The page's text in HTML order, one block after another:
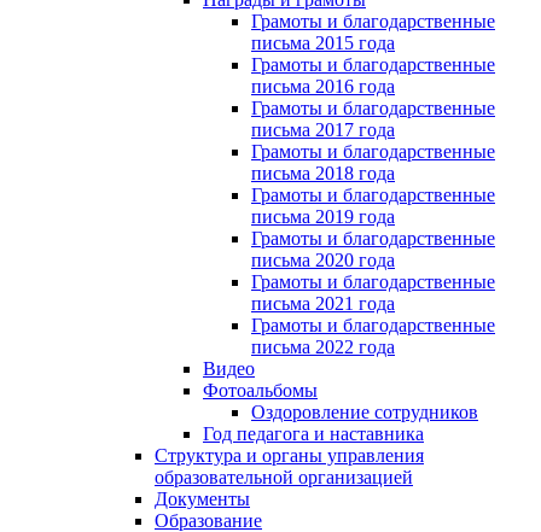
Грамоты и благодарственные
письма 2015 года
Грамоты и благодарственные
письма 2016 года
Грамоты и благодарственные
письма 2017 года
Грамоты и благодарственные
письма 2018 года
Грамоты и благодарственные
письма 2019 года
Грамоты и благодарственные
письма 2020 года
Грамоты и благодарственные
письма 2021 года
Грамоты и благодарственные
письма 2022 года
Видео
Фотоальбомы
Оздоровление сотрудников
Год педагога и наставника
Структура и органы управления
образовательной организацией
Документы
Образование